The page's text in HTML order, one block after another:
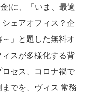
)に、「いま、最適
ェアオフィス？企
」と題した無料オ
スが多様化する背
セス、コロナ禍で
でを、ヴィス 常務